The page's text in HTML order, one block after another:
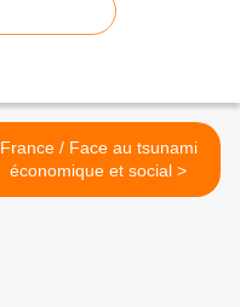
France / Face au tsunami
économique et social >